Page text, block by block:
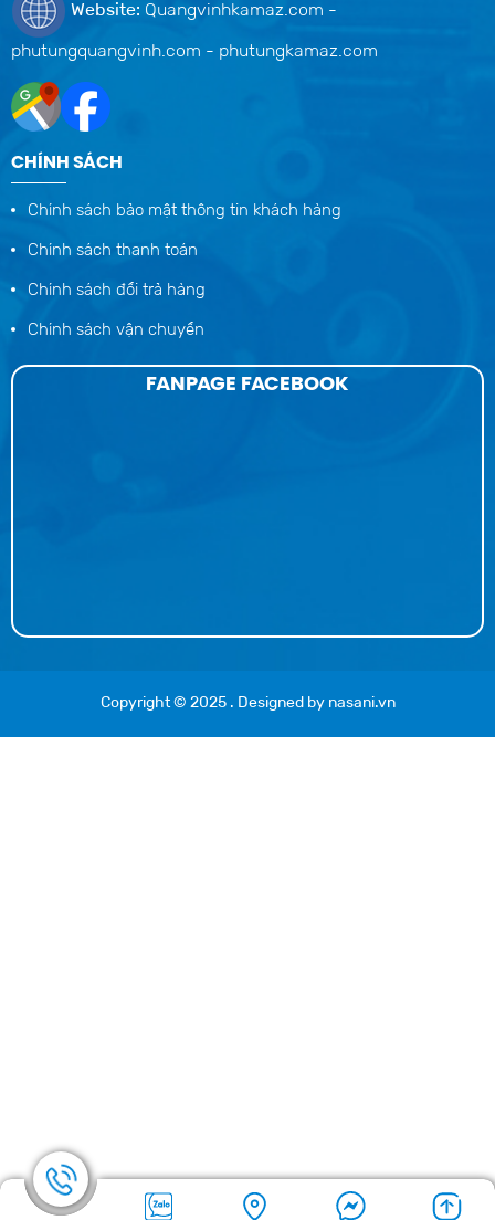
Website: Quangvinhkamaz.com -
phutungquangvinh.com - phutungkamaz.com
CHÍNH SÁCH
Chính sách bảo mật thông tin khách hàng
Chính sách thanh toán
Chính sách đổi trả hàng
Chính sách vận chuyển
FANPAGE FACEBOOK
Copyright © 2025 . Designed by nasani.vn